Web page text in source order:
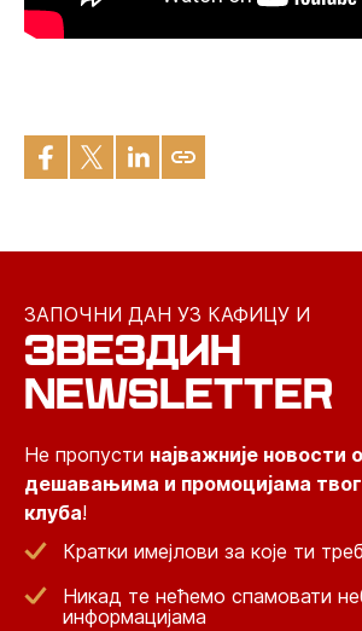
ЗАПОЧНИ ДАН УЗ КАФИЦУ И
ЗВЕЗДИН
NEWSLETTER
Не пропусти најважније новости
дешавањима и промоцијама
клуба!
Кратки имејлови за које ти
Никад те нећемо спамовати
информацијама